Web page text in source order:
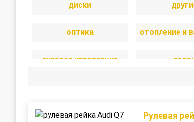
диски
оптика
рулевое управление
трансмиссия Рулевая